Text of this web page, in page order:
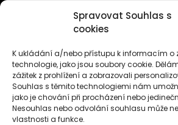
Spravovat Souhlas s
cookies
K ukládání a/nebo přístupu k informacím o
technologie, jako jsou soubory cookie.
zážitek z prohlížení a zobrazovali
Souhlas s těmito technologiemi nám
jako je chování při procházení nebo
Nesouhlas nebo odvolání souhlasu může
vlastnosti a funkce.
-------------